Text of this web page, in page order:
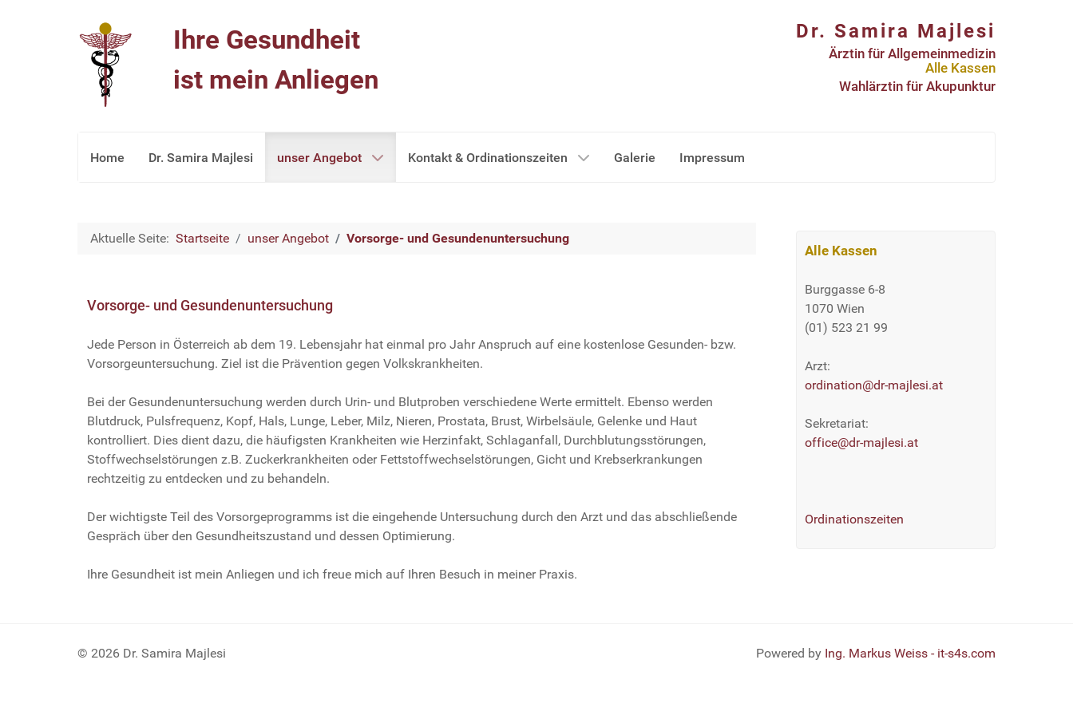
Ihre Gesundheit
ist mein Anliegen
Dr. Samira Majlesi
Ärztin für Allgemeinmedizin
Alle Kassen
Wahlärztin für Akupunktur
Home Dr. Samira Majlesi unser Angebot Kontakt & Ordinationszeiten Galerie Impressum
Aktuelle Seite: Startseite unser Angebot Vorsorge- und Gesundenuntersuchung
Vorsorge- und Gesundenuntersuchung
Jede Person in Österreich ab dem 19. Lebensjahr hat einmal pro Jahr Anspruch auf eine kostenlose Gesunden- bzw.
Vorsorgeuntersuchung. Ziel ist die Prävention gegen Volkskrankheiten.
Bei der Gesundenuntersuchung werden durch Urin- und Blutproben verschiedene Werte ermittelt. Ebenso werden
Blutdruck, Pulsfrequenz, Kopf, Hals, Lunge, Leber, Milz, Nieren, Prostata, Brust, Wirbelsäule, Gelenke und Haut
kontrolliert. Dies dient dazu, die häufigsten Krankheiten wie Herzinfakt, Schlaganfall, Durchblutungsstörungen,
Stoffwechselstörungen z.B. Zuckerkrankheiten oder Fettstoffwechselstörungen, Gicht und Krebserkrankungen
rechtzeitig zu entdecken und zu behandeln.
Der wichtigste Teil des Vorsorgeprogramms ist die eingehende Untersuchung durch den Arzt und das abschließende
Gespräch über den Gesundheitszustand und dessen Optimierung.
Ihre Gesundheit ist mein Anliegen und ich freue mich auf Ihren Besuch in meiner Praxis.
Alle Kassen
Burggasse 6-8
1070 Wien
(01) 523 21 99
Arzt:
ordination@dr-majlesi.at
Sekretariat:
office@dr-majlesi.at
Ordinationszeiten
© 2026 Dr. Samira Majlesi Powered by Ing. Markus Weiss - it-s4s.com